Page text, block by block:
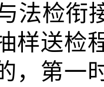
法检衔
样送检
，第一